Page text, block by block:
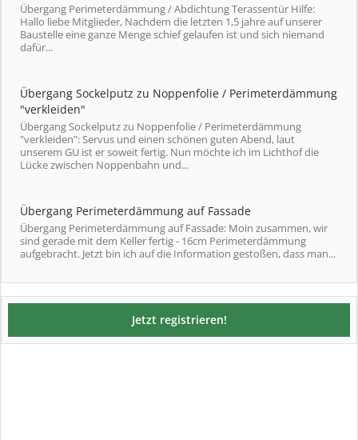
Übergang Perimeterdämmung / Abdichtung Terassentür Hilfe:
Hallo liebe Mitglieder, Nachdem die letzten 1,5 jahre auf unserer
Baustelle eine ganze Menge schief gelaufen ist und sich niemand
dafür...
Übergang Sockelputz zu Noppenfolie / Perimeterdämmung
"verkleiden"
Übergang Sockelputz zu Noppenfolie / Perimeterdämmung
"verkleiden": Servus und einen schönen guten Abend, laut
unserem GU ist er soweit fertig. Nun möchte ich im Lichthof die
Lücke zwischen Noppenbahn und...
Übergang Perimeterdämmung auf Fassade
Übergang Perimeterdämmung auf Fassade: Moin zusammen, wir
sind gerade mit dem Keller fertig - 16cm Perimeterdämmung
aufgebracht. Jetzt bin ich auf die Information gestoßen, dass man...
Jetzt registrieren!